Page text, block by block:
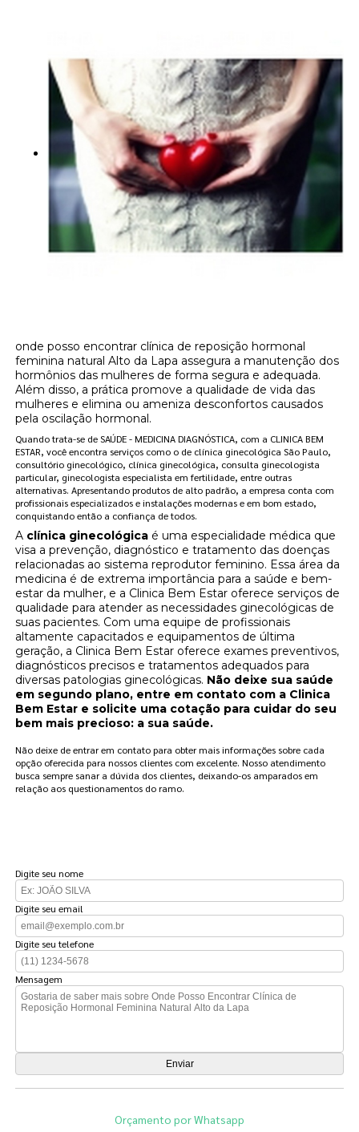
onde posso encontrar clínica de reposição hormonal
feminina natural Alto da Lapa assegura a manutenção dos
hormônios das mulheres de forma segura e adequada.
Além disso, a prática promove a qualidade de vida das
mulheres e elimina ou ameniza desconfortos causados
pela oscilação hormonal.
Quando trata-se de SAÚDE - MEDICINA DIAGNÓSTICA, com a CLINICA BEM
ESTAR, você encontra serviços como o de clínica ginecológica São Paulo,
consultório ginecológico, clínica ginecológica, consulta ginecologista
particular, ginecologista especialista em fertilidade, entre outras
alternativas. Apresentando produtos de alto padrão, a empresa conta com
profissionais especializados e instalações modernas e em bom estado,
conquistando então a confiança de todos.
A clínica ginecológica é uma especialidade médica que
visa a prevenção, diagnóstico e tratamento das doenças
relacionadas ao sistema reprodutor feminino. Essa área da
medicina é de extrema importância para a saúde e bem-
estar da mulher, e a Clinica Bem Estar oferece serviços de
qualidade para atender as necessidades ginecológicas de
suas pacientes. Com uma equipe de profissionais
altamente capacitados e equipamentos de última
geração, a Clinica Bem Estar oferece exames preventivos,
diagnósticos precisos e tratamentos adequados para
diversas patologias ginecológicas. Não deixe sua saúde
em segundo plano, entre em contato com a Clinica
Bem Estar e solicite uma cotação para cuidar do seu
bem mais precioso: a sua saúde.
Não deixe de entrar em contato para obter mais informações sobre cada
opção oferecida para nossos clientes com excelente. Nosso atendimento
busca sempre sanar a dúvida dos clientes, deixando-os amparados em
relação aos questionamentos do ramo.
Digite seu nome
Digite seu email
Digite seu telefone
Mensagem
Orçamento por Whatsapp